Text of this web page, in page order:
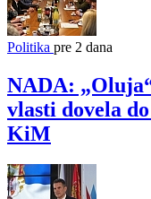
Politika pre 2 dana
NADA:
vlasti dovela
KiM